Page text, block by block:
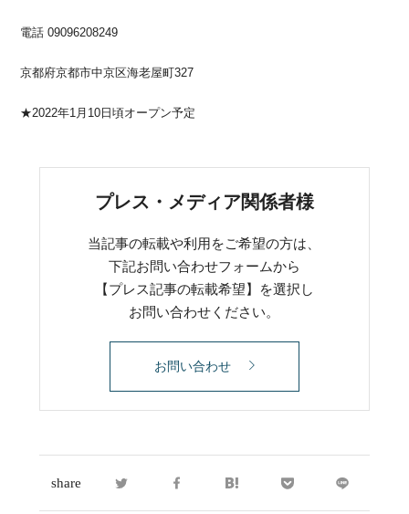
電話 09096208249
京都府京都市中京区海老屋町327
★2022年1月10日頃オープン予定
プレス・メディア関係者様
当記事の転載や利用をご希望の方は、
下記お問い合わせフォームから
【プレス記事の転載希望】を選択し
お問い合わせください。
お問い合わせ
share